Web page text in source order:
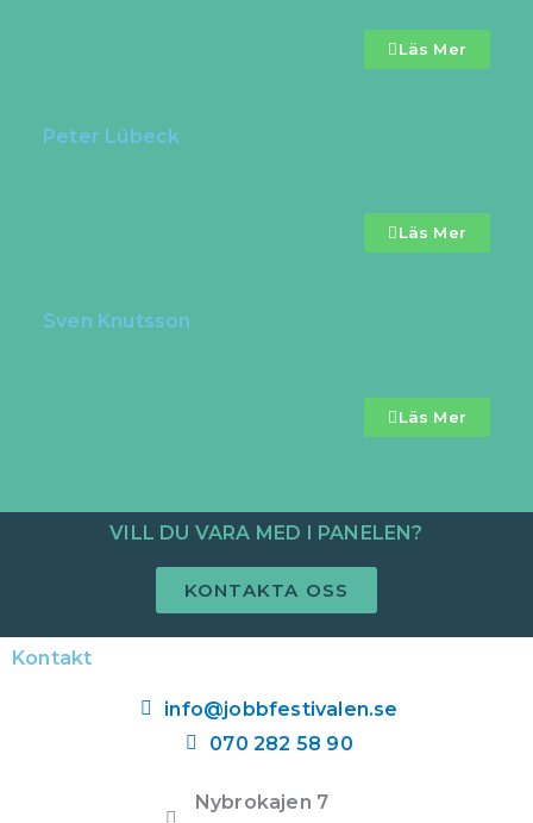
Läs Mer
Peter Lübeck
Läs Mer
Sven Knutsson
Läs Mer
VILL DU VARA MED I PANELEN?
KONTAKTA OSS
Kontakt
info@jobbfestivalen.se
070 282 58 90
Nybrokajen 7